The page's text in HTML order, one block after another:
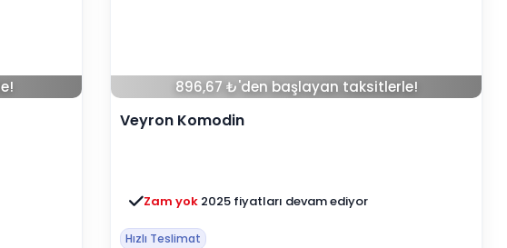
896,67 ₺'den başlayan taksitlerle!
Veyron Komodin
Zam yok 2025 fiyatları devam ediyor
Hızlı Teslimat